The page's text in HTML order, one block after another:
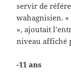
servir de
wahagnisien.
», ajoutait
niveau affiché
-11 ans